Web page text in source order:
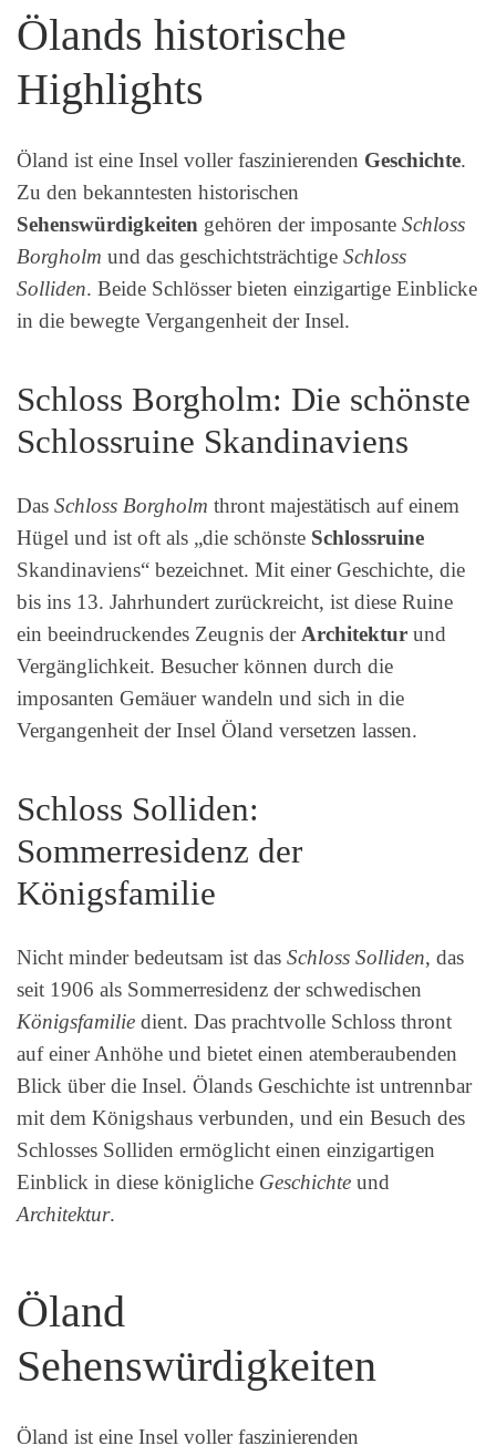
Ölands historische
Highlights
Öland ist eine Insel voller faszinierenden Geschichte.
Zu den bekanntesten historischen
Sehenswürdigkeiten gehören der imposante Schloss
Borgholm und das geschichtsträchtige Schloss
Solliden. Beide Schlösser bieten einzigartige Einblicke
in die bewegte Vergangenheit der Insel.
Schloss Borgholm: Die schönste
Schlossruine Skandinaviens
Das Schloss Borgholm thront majestätisch auf einem
Hügel und ist oft als „die schönste Schlossruine
Skandinaviens“ bezeichnet. Mit einer Geschichte, die
bis ins 13. Jahrhundert zurückreicht, ist diese Ruine
ein beeindruckendes Zeugnis der Architektur und
Vergänglichkeit. Besucher können durch die
imposanten Gemäuer wandeln und sich in die
Vergangenheit der Insel Öland versetzen lassen.
Schloss Solliden:
Sommerresidenz der
Königsfamilie
Nicht minder bedeutsam ist das Schloss Solliden, das
seit 1906 als Sommerresidenz der schwedischen
Königsfamilie dient. Das prachtvolle Schloss thront
auf einer Anhöhe und bietet einen atemberaubenden
Blick über die Insel. Ölands Geschichte ist untrennbar
mit dem Königshaus verbunden, und ein Besuch des
Schlosses Solliden ermöglicht einen einzigartigen
Einblick in diese königliche Geschichte und
Architektur.
Öland
Sehenswürdigkeiten
Öland ist eine Insel voller faszinierenden